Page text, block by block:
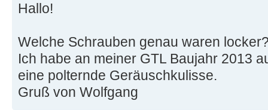
Hallo!
Welche Schrauben genau waren
Ich habe an meiner GTL Baujahr 2013
eine polternde Geräuschkulisse.
Gruß von Wolfgang